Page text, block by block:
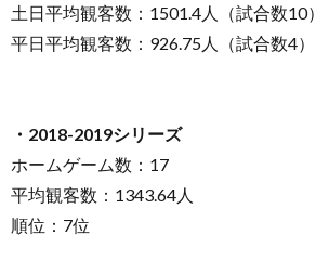
土日平均観客数：1501.4人（試合数10）
平日平均観客数：926.75人（試合数4）
・2018-2019シリーズ
ホームゲーム数：17
平均観客数：1343.64人
順位：7位